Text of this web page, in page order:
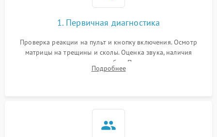
1. Первичная диагностика
Проверка реакции на пульт и кнопку включения. Осмотр
матрицы на трещины и сколы. Оценка звука, наличия
подсветки и индикаторов ошибок. Подключение тестовых
источников сигнала для выявления симптомов поломки.
Подробнее